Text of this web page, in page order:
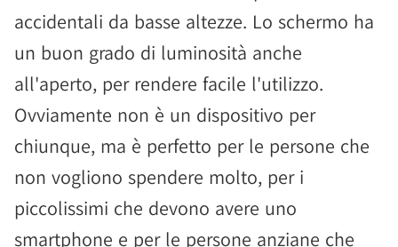
accidentali da basse altezze. Lo schermo ha
un buon grado di luminosità anche
all'aperto, per rendere facile l'utilizzo.
Ovviamente non è un dispositivo per
chiunque, ma è perfetto per le persone che
non vogliono spendere molto, per i
piccolissimi che devono avere uno
smartphone e per le persone anziane che